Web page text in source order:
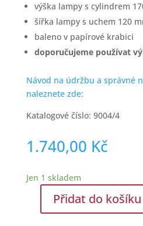
výška lampy s cylindrem
šířka lampy s uchem 120
baleno v papírové krabici
doporučujeme používat
Návod na údržbu a správné
naleznete zde:
Katalogové číslo: 9004/4
1.740,00 Kč
Jen 1 skladem
Přidat do košíku